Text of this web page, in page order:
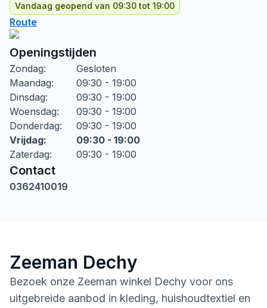
Vandaag geopend van 09:30 tot 19:00
Route
Openingstijden
Zondag:
Gesloten
Maandag:
09:30 - 19:00
Dinsdag:
09:30 - 19:00
Woensdag:
09:30 - 19:00
Donderdag:
09:30 - 19:00
Vrijdag:
09:30 - 19:00
Zaterdag: 09:30 - 19:00
Contact
0362410019
Zeeman Dechy
Bezoek onze Zeeman winkel Dechy voor ons
uitgebreide aanbod in kleding, huishoudtextiel en